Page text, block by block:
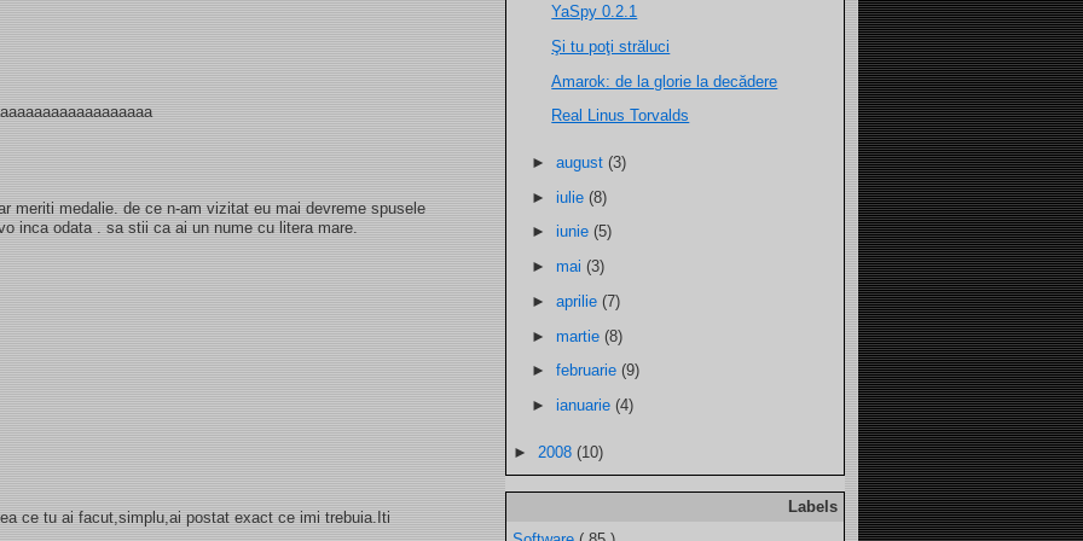
meriti medalie. de ce n-am vizitat eu mai devreme spusele
inca odata . sa stii ca ai un nume cu litera mare.
ce tu ai facut,simplu,ai postat exact ce imi trebuia.Iti
YaSpy 0.2.1
Şi tu poţi străluci
Amarok: de la glorie la decădere
Real Linus Torvalds
►august(3)
►iulie(8)
►iunie(5)
►mai(3)
►aprilie(7)
►martie(8)
►februarie(9)
►ianuarie(4)
► 2008 (10)
Labels